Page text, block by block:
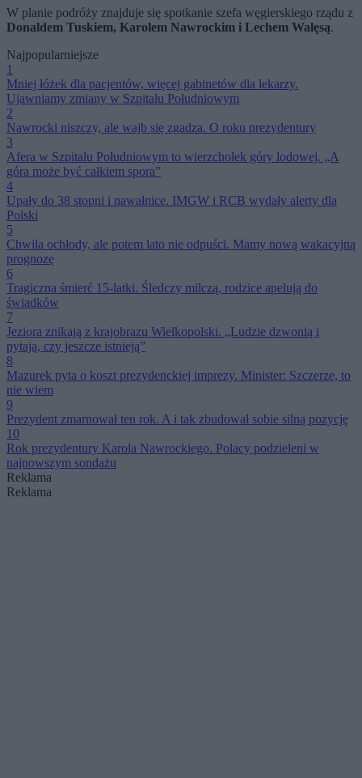
W planie podróży znajduje się spotkanie szefa węgierskiego rządu z
Donaldem Tuskiem, Karolem Nawrockim i Lechem Wałęsą.
Najpopularniejsze
1
Mniej łóżek dla pacjentów, więcej gabinetów dla lekarzy.
Ujawniamy zmiany w Szpitalu Południowym
2
Nawrocki niszczy, ale wajb się zgadza. O roku prezydentury
3
Afera w Szpitalu Południowym to wierzchołek góry lodowej. „A
góra może być całkiem spora”
4
Upały do 38 stopni i nawałnice. IMGW i RCB wydały alerty dla
Polski
5
Chwila ochłody, ale potem lato nie odpuści. Mamy nową wakacyjną
prognozę
6
Tragiczna śmierć 15-latki. Śledczy milczą, rodzice apelują do
świadków
7
Jeziora znikają z krajobrazu Wielkopolski. „Ludzie dzwonią i
pytają, czy jeszcze istnieją”
8
Mazurek pyta o koszt prezydenckiej imprezy. Minister: Szczerze, to
nie wiem
9
Prezydent zmarnował ten rok. A i tak zbudował sobie silną pozycję
10
Rok prezydentury Karola Nawrockiego. Polacy podzieleni w
najnowszym sondażu
Reklama
Reklama